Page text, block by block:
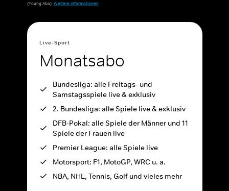
(Young Abo).Weitere Informationen
Live-Sport
Monatsabo
Bundesliga: alle Freitags- und
Samstagsspiele live & exklusiv
2. Bundesliga: alle Spiele live & exklusiv
DFB-Pokal: alle Spiele der Männer und 11
Spiele der Frauen live
Premier League: alle Spiele live
Motorsport: F1, MotoGP, WRC u. a.
NBA, NHL, Tennis, Golf und vieles mehr